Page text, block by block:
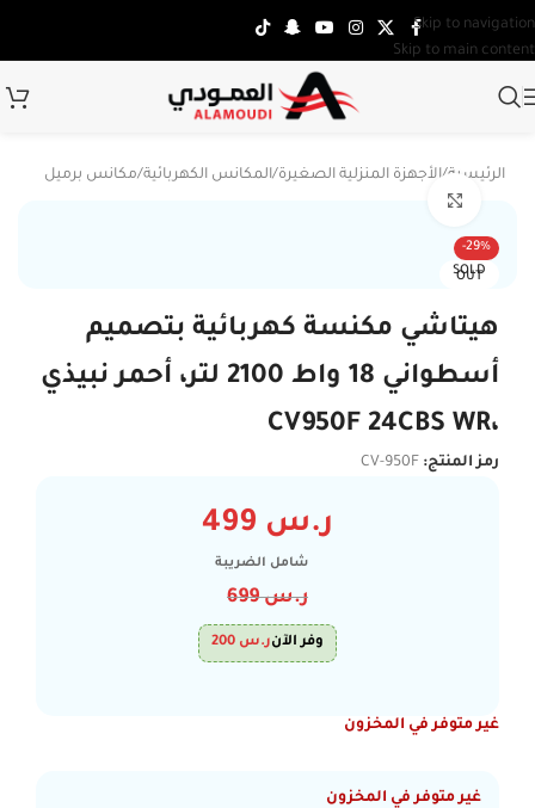
Skip to navigation
Skip to main content
الرئيسية/الأجهزة المنزلية الصغيرة/المكانس الكهربائية/مكانس برميل
-29%
SOLD
OUT
هيتاشي مكنسة كهربائية بتصميم
أسطواني 18 واط 2100 لتر، أحمر نبيذي
،CV950F 24CBS WR
رمز المنتج: CV-950F
ر.س
شامل الضريبة
ر.س699
وفر الآنر.س
غير متوفر في المخزون
غير متوفر في المخزون